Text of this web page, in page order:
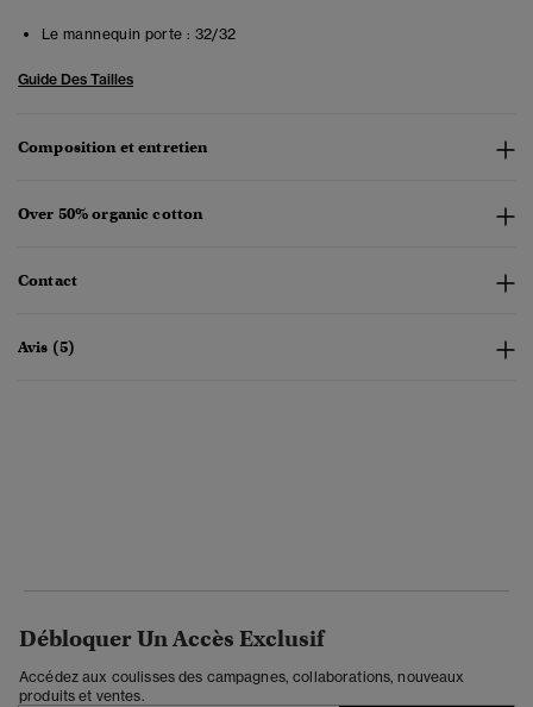
Le mannequin porte : 32/32
Guide Des Tailles
Composition et entretien
Over 50% organic cotton
Contact
Avis (5)
Débloquer Un Accès Exclusif
Accédez aux coulisses des campagnes, collaborations, nouveaux
produits et ventes.